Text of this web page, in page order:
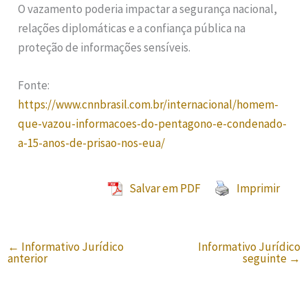
O vazamento poderia impactar a segurança nacional,
relações diplomáticas e a confiança pública na
proteção de informações sensíveis.
Fonte:
https://www.cnnbrasil.com.br/internacional/homem-
que-vazou-informacoes-do-pentagono-e-condenado-
a-15-anos-de-prisao-nos-eua/
Salvar em PDF Imprimir
← Informativo Jurídico
anterior
Informativo Jurídico
seguinte →